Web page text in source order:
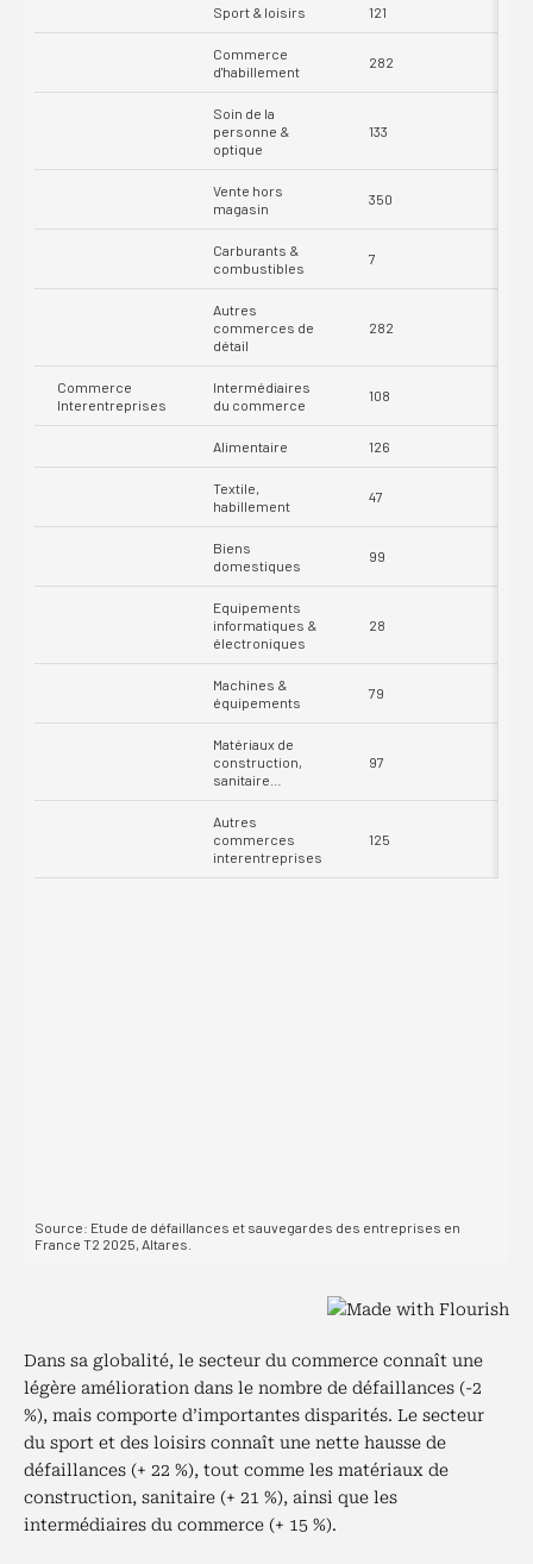
Dans sa globalité, le secteur du commerce connaît une
légère amélioration dans le nombre de défaillances (-2
%), mais comporte d’importantes disparités. Le secteur
du sport et des loisirs connaît une nette hausse de
défaillances (+ 22 %), tout comme les matériaux de
construction, sanitaire (+ 21 %), ainsi que les
intermédiaires du commerce (+ 15 %).